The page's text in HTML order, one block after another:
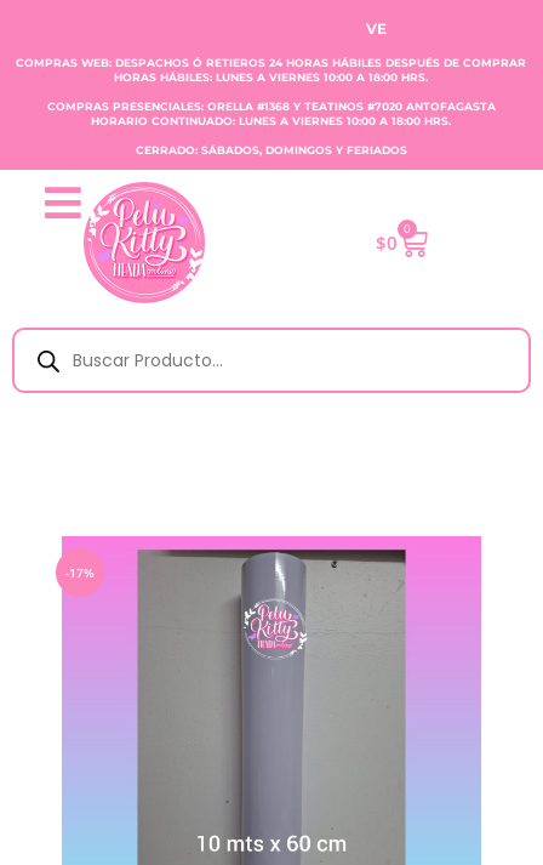
VENTA CLAUDIA TOBAR
COMPRAS WEB: DESPACHOS Ó RETIEROS 24 HORAS HÁBILES DESPUÉS DE COMPRAR
HORAS HÁBILES: LUNES A VIERNES 10:00 A 18:00 HRS.
COMPRAS PRESENCIALES: ORELLA #1368 Y TEATINOS #7020 ANTOFAGASTA
HORARIO CONTINUADO: LUNES A VIERNES 10:00 A 18:00 HRS.
CERRADO: SÁBADOS, DOMINGOS Y FERIADOS
$0
0
-17%